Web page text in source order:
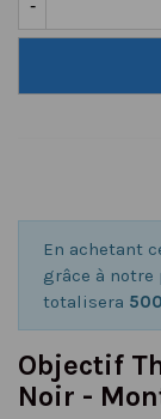
-
En achetant
grâce à
totalisera
Objectif
Noir -